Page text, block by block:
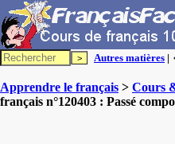
Autres matières |
Apprendre le français > Cours
français n°120403 : Passé